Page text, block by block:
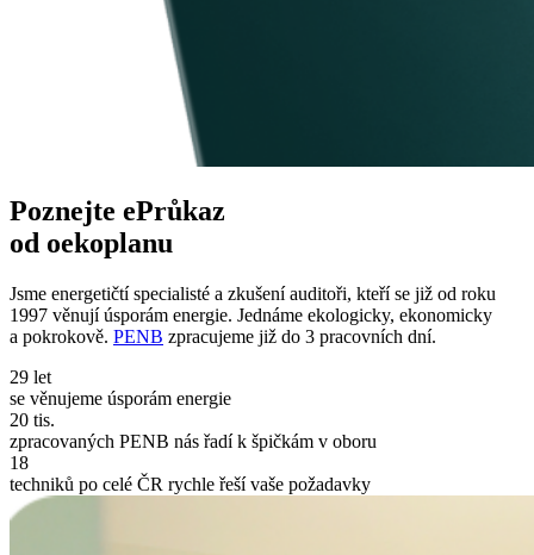
Poznejte ePrůkaz
od oekoplanu
Jsme energetičtí specialisté a zkušení auditoři, kteří se již od roku
1997 věnují úsporám energie. Jednáme ekologicky, ekonomicky
a pokrokově. PENB zpracujeme již do 3 pracovních dní.
29 let
se věnujeme úsporám energie
20 tis.
zpracovaných PENB nás řadí k špičkám v oboru
18
techniků po celé ČR rychle řeší vaše požadavky